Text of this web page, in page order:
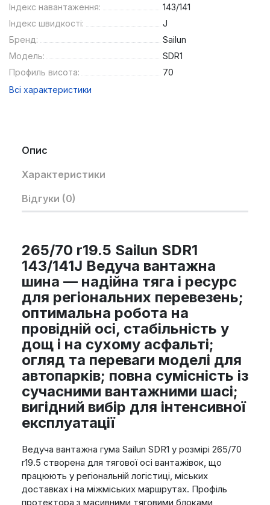
Індекс навантаження:
143/141
Індекс швидкості:
J
Бренд:
Sailun
Модель:
SDR1
Профиль висота:
70
Всі характеристики
Опис
Характеристики
Відгуки (0)
265/70 r19.5 Sailun SDR1
143/141J Ведуча вантажна
шина — надійна тяга і ресурс
для регіональних перевезень;
оптимальна робота на
провідній осі, стабільність у
дощ і на сухому асфальті;
огляд та переваги моделі для
автопарків; повна сумісність із
сучасними вантажними шасі;
вигідний вибір для інтенсивної
експлуатації
Ведуча вантажна гума Sailun SDR1 у розмірі 265/70
r19.5 створена для тягової осі вантажівок, що
працюють у регіональній логістиці, міських
доставках і на міжміських маршрутах. Профіль
протектора з масивними тяговими блоками